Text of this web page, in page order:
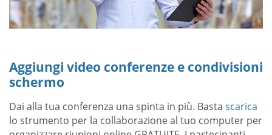
Aggiungi video conferenze e condivisioni
schermo
Dai alla tua conferenza una spinta in più. Basta scarica
lo strumento per la collaborazione al tuo computer per